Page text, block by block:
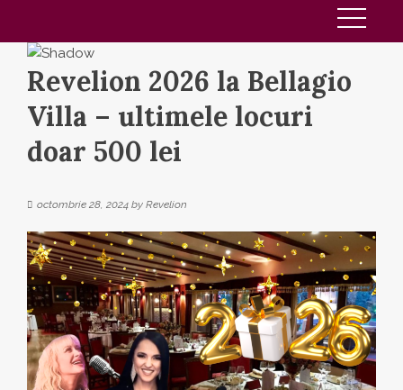
Revelion 2026 la Bellagio
Villa – ultimele locuri
doar 500 lei
octombrie 28, 2024 by Revelion